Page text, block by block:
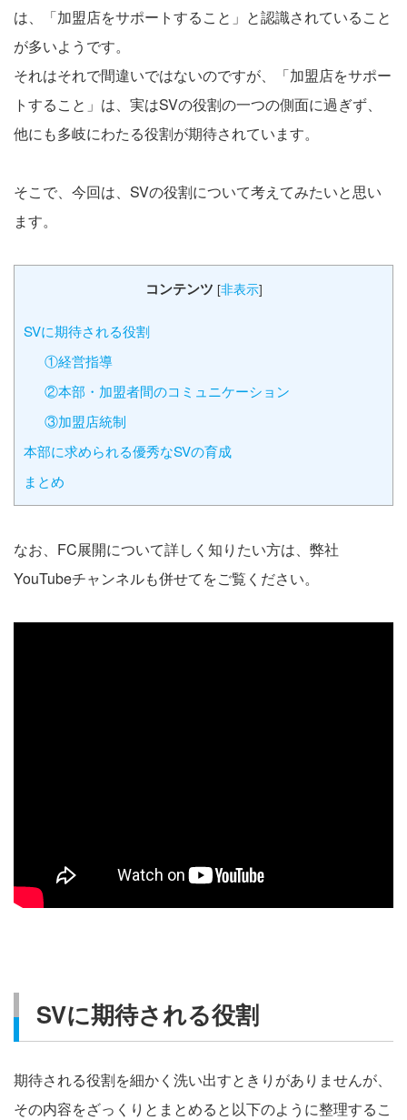
は、「加盟店をサポートすること」と認識されていること
が多いようです。
それはそれで間違いではないのですが、「加盟店をサポー
トすること」は、実はSVの役割の一つの側面に過ぎず、
他にも多岐にわたる役割が期待されています。
そこで、今回は、SVの役割について考えてみたいと思い
ます。
コンテンツ [非表示]
SVに期待される役割
①経営指導
②本部・加盟者間のコミュニケーション
③加盟店統制
本部に求められる優秀なSVの育成
まとめ
なお、FC展開について詳しく知りたい方は、弊社
YouTubeチャンネルも併せてをご覧ください。
SVに期待される役割
期待される役割を細かく洗い出すときりがありませんが、
その内容をざっくりとまとめると以下のように整理するこ